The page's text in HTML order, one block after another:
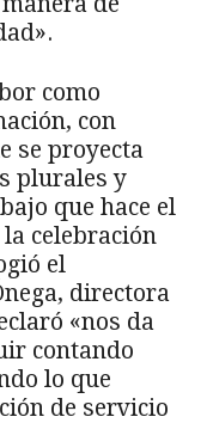
como
con
se proyecta
plurales y
que hace el
celebración
el
directora
«nos da
contando
lo que
de servicio